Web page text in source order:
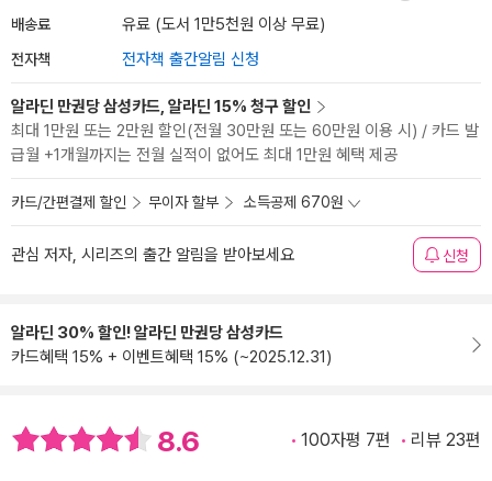
배송료 유료 (도서 1만5천원 이상 무료)
전자책 전자책 출간알림 신청
알라딘 만권당 삼성카드, 알라딘 15% 청구 할인
최대 1만원 또는 2만원 할인(전월 30만원 또는 60만원 이용 시) / 카드 발
급월 +1개월까지는 전월 실적이 없어도 최대 1만원 혜택 제공
카드/간편결제 할인 무이자 할부 소득공제 670원
관심 저자, 시리즈의 출간 알림을 받아보세요 신청
알라딘 30% 할인! 알라딘 만권당 삼성카드
카드혜택 15% + 이벤트혜택 15% (~2025.12.31)
8.6 100자평 7편 리뷰 23편